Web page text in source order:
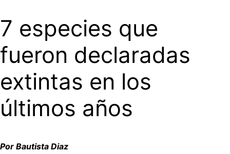
7 especies que
fueron declaradas
extintas en los
últimos años
Por Bautista Diaz